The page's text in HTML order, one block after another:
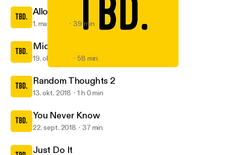
TBD.
Allow me to reintroduce myself
1. mar. 2019 39 min
Michelle
19. okt. 2018 58 min
Random Thoughts 2
13. okt. 2018 1 h 0 min
You Never Know
22. sept. 2018 37 min
Just Do It